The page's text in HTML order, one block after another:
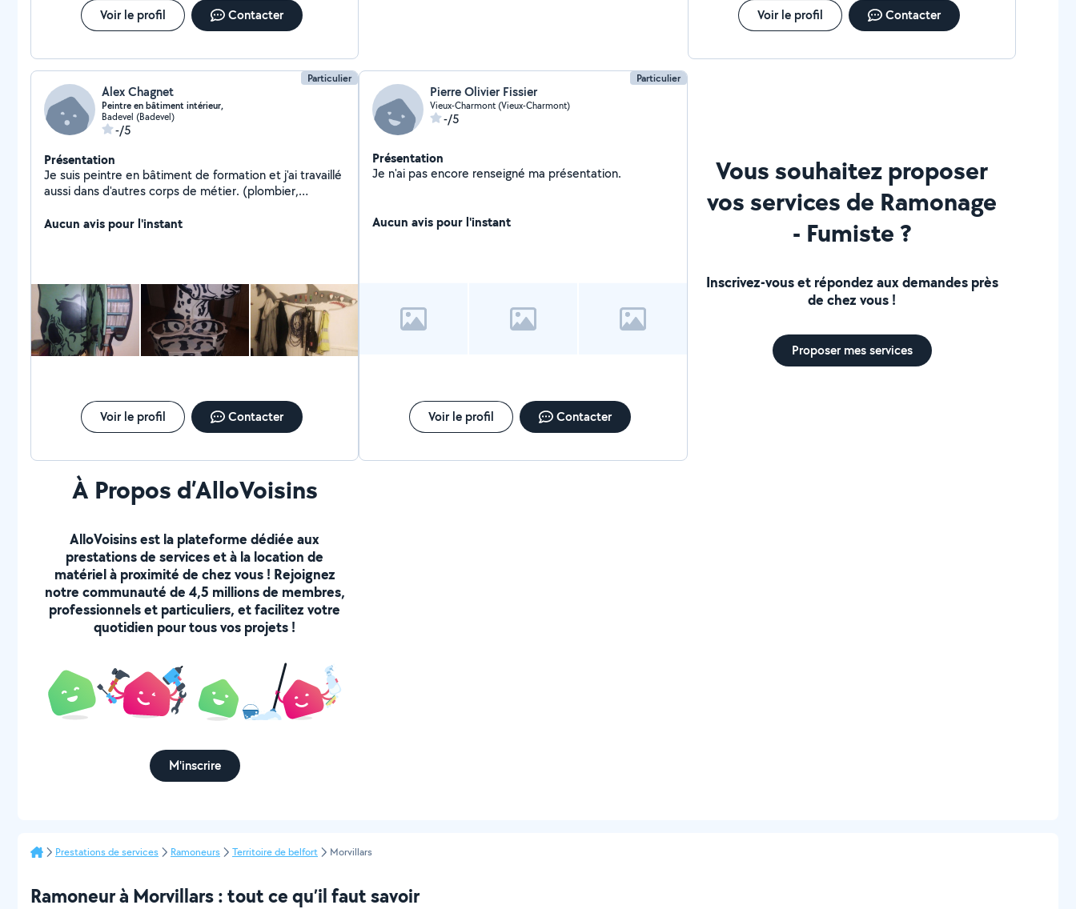
Voir le profil Contacter Voir le profil Contacter
Particulier
Alex Chagnet
Peintre en bâtiment intérieur,
Badevel (Badevel)
-/5
Présentation
Je suis peintre en bâtiment de formation et j'ai travaillé
aussi dans d'autres corps de métier. (plombier,
structure métallique, monteur d'échafaudages,
propre dans mon travail.
Aucun avis pour l'instant
Voir le profil Contacter
Particulier
Pierre Olivier Fissier
Vieux-Charmont (Vieux-Charmont)
-/5
Présentation
Je n'ai pas encore renseigné ma présentation.
Aucun avis pour l'instant
Voir le profil Contacter
Vous souhaitez proposer
vos services de Ramonage
- Fumiste ?
Inscrivez-vous et répondez aux demandes près
de chez vous !
Proposer mes services
À Propos d’AlloVoisins
AlloVoisins est la plateforme dédiée aux
prestations de services et à la location de
matériel à proximité de chez vous ! Rejoignez
notre communauté de 4,5 millions de membres,
professionnels et particuliers, et facilitez votre
quotidien pour tous vos projets !
M'inscrire
Prestations de services Ramoneurs Territoire de belfort Morvillars
Ramoneur à Morvillars : tout ce qu’il faut savoir